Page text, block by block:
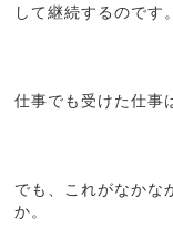
して継続するのです。
仕事でも受けた仕事
でも、これがなかな
か。